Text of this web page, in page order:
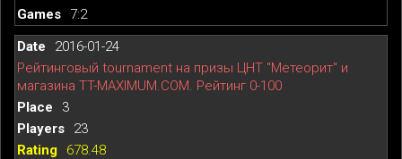
7:2
2016-01-24
Рейтинговый tournament на призы ЦНТ ''Метеорит'' и
магазина TT-MAXIMUM.COM. Рейтинг 0-100
3
23
678.48